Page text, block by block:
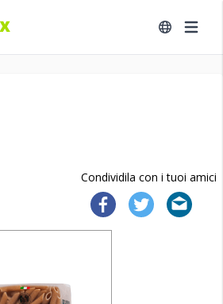
Condividila con i tuoi amici